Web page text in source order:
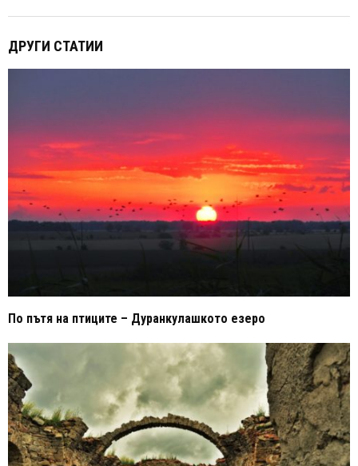
ДРУГИ СТАТИИ
По пътя на птиците – Дуранкулашкото езеро